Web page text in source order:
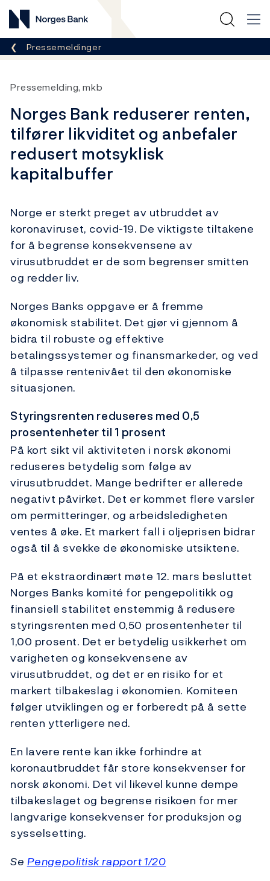
Norges Bank
Her er du nå:
Pressemeldinger
Pressemelding, mkb
Norges Bank reduserer renten,
tilfører likviditet og anbefaler
redusert motsyklisk
kapitalbuffer
Norge er sterkt preget av utbruddet av
koronaviruset, covid-19. De viktigste tiltakene
for å begrense konsekvensene av
virusutbruddet er de som begrenser smitten
og redder liv.
Norges Banks oppgave er å fremme
økonomisk stabilitet. Det gjør vi gjennom å
bidra til robuste og effektive
betalingssystemer og finansmarkeder, og ved
å tilpasse rentenivået til den økonomiske
situasjonen.
Styringsrenten reduseres med 0,5
prosentenheter til 1 prosent
På kort sikt vil aktiviteten i norsk økonomi
reduseres betydelig som følge av
virusutbruddet. Mange bedrifter er allerede
negativt påvirket. Det er kommet flere varsler
om permitteringer, og arbeidsledigheten
ventes å øke. Et markert fall i oljeprisen bidrar
også til å svekke de økonomiske utsiktene.
På et ekstraordinært møte 12. mars besluttet
Norges Banks komité for pengepolitikk og
finansiell stabilitet enstemmig å redusere
styringsrenten med 0,50 prosentenheter til
1,00 prosent. Det er betydelig usikkerhet om
varigheten og konsekvensene av
virusutbruddet, og det er en risiko for et
markert tilbakeslag i økonomien. Komiteen
følger utviklingen og er forberedt på å sette
renten ytterligere ned.
En lavere rente kan ikke forhindre at
koronautbruddet får store konsekvenser for
norsk økonomi. Det vil likevel kunne dempe
tilbakeslaget og begrense risikoen for mer
langvarige konsekvenser for produksjon og
sysselsetting.
Se Pengepolitisk rapport 1/20